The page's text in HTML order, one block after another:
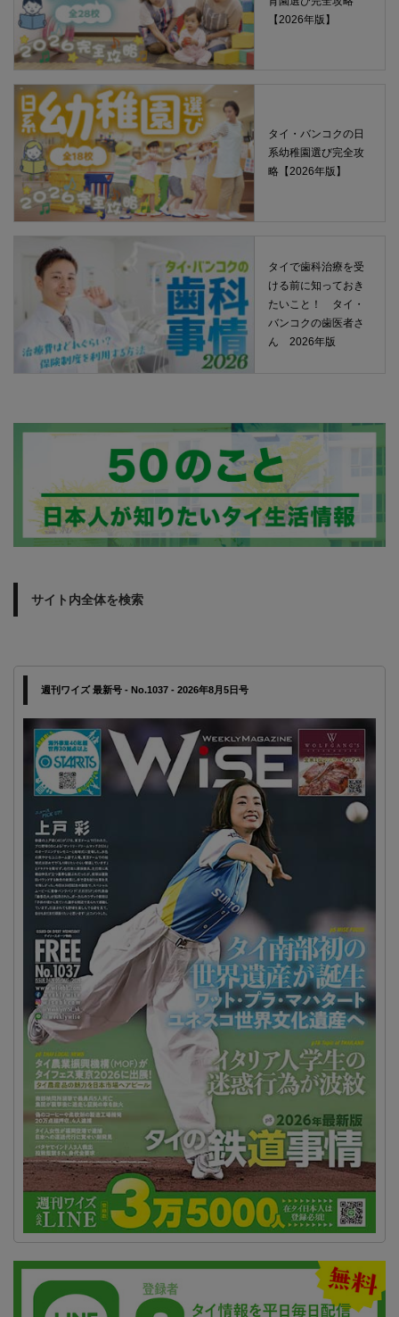
【2026年版】
タイ・バンコクの日
系幼稚園選び完全攻
略【2026年版】
タイで歯科治療を受
ける前に知っておき
たいこと！ タイ・
バンコクの歯医者さ
ん 2026年版
サイト内全体を検索
週刊ワイズ 最新号 - No.1037 - 2026年8月5日号